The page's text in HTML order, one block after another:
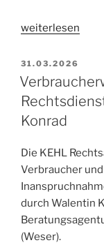
RA-
MICRO
Essentials:
Was
Kanzleien
wissen
müssen
und
warum
exlega
weiterlesen
AM
31.03.2026
Konrad
Die KEHL
Verbraucher
durch Walentin
(Weser).